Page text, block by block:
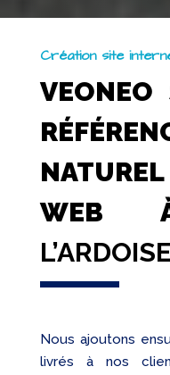
Création site
VEONEO
NATUREL
L’ARDOISE
Nous ajoutons
livrés à nos